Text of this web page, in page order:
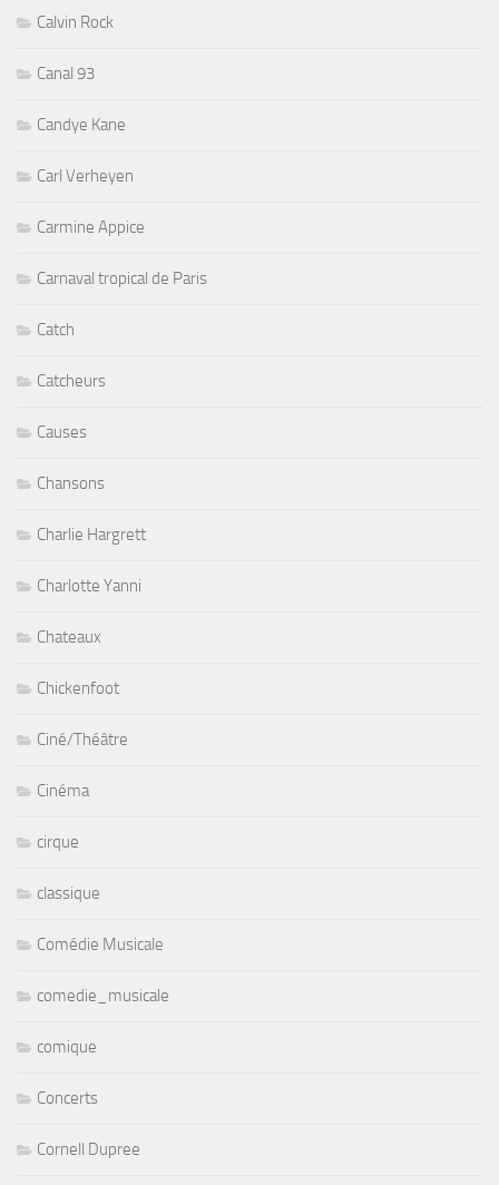
Calvin Rock
Canal 93
Candye Kane
Carl Verheyen
Carmine Appice
Carnaval tropical de Paris
Catch
Catcheurs
Causes
Chansons
Charlie Hargrett
Charlotte Yanni
Chateaux
Chickenfoot
Ciné/Théâtre
Cinéma
cirque
classique
Comédie Musicale
comedie_musicale
comique
Concerts
Cornell Dupree